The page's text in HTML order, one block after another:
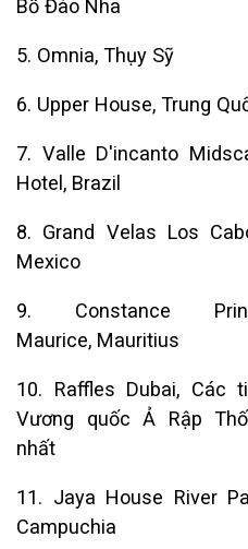
Bồ Đào Nha
5. Omnia, Thụy Sỹ
6. Upper House, Trung
7. Valle D'incanto
Hotel, Brazil
8. Grand Velas Los
Mexico
9. Constance
Maurice, Mauritius
10. Raffles Dubai, Các
Vương quốc Ả Rập
nhất
11. Jaya House River
Campuchia